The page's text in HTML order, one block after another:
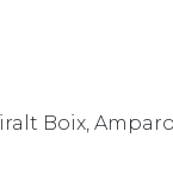
Boix,